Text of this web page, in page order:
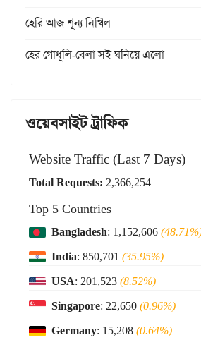
হেরি আজ শূন্য নিখিল
হের গোধূলি-বেলা সই ঘনিয়ে এলো
ওয়েবসাইট ট্রাফিক
Website Traffic (Last 7 Days)
Total Requests: 2,366,254
Top 5 Countries
Bangladesh: 1,152,606
India: 850,701 (35.95%)
USA: 201,523(8.52%)
Singapore: 22,650(0.96%)
Germany: 15,208(0.64%)